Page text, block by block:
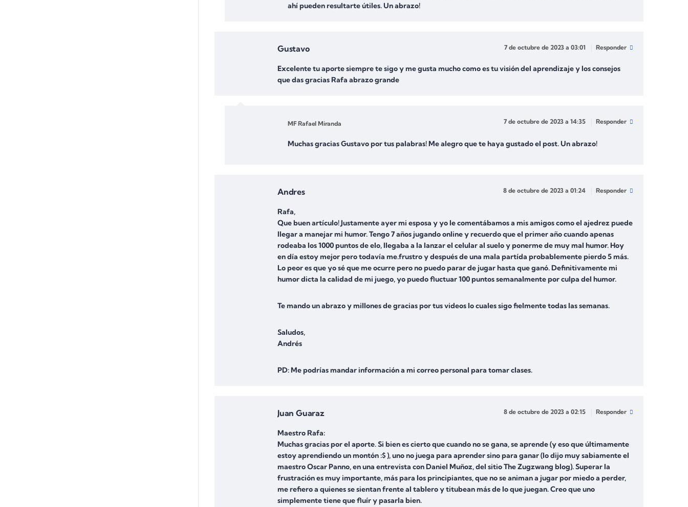
ahí pueden resultarte útiles. Un abrazo!
Gustavo 7 de octubre de 2023 a 03:01 Responder
Excelente tu aporte siempre te sigo y me gusta mucho como es tu visión del aprendizaje y los consejos
que das gracias Rafa abrazo grande
MF Rafael Miranda 7 de octubre de 2023 a 14:35 Responder
Muchas gracias Gustavo por tus palabras! Me alegro que te haya gustado el post. Un abrazo!
Andres 8 de octubre de 2023 a 01:24 Responder
Rafa,
Que buen artículo! Justamente ayer mi esposa y yo le comentábamos a mis amigos como el ajedrez puede
llegar a manejar mi humor. Tengo 7 años jugando online y recuerdo que el primer año cuando apenas
rodeaba los 1000 puntos de elo, llegaba a la lanzar el celular al suelo y ponerme de muy mal humor. Hoy
en día estoy mejor pero todavía me.frustro y después de una mala partída probablemente pierdo 5 más.
Lo peor es que yo sé que me ocurre pero no puedo parar de jugar hasta que ganó. Definitivamente mi
humor dicta la calidad de mi juego, yo puedo fluctuar 100 puntos semanalmente por culpa del humor.
Te mando un abrazo y millones de gracias por tus videos lo cuales sigo fielmente todas las semanas.
Saludos,
Andrés
PD: Me podrías mandar información a mi correo personal para tomar clases.
Juan Guaraz 8 de octubre de 2023 a 02:15 Responder
Maestro Rafa:
Muchas gracias por el aporte. Si bien es cierto que cuando no se gana, se aprende (y eso que últimamente
estoy aprendiendo un montón :$ ), uno no juega para aprender sino para ganar (lo dijo muy sabiamente el
maestro Oscar Panno, en una entrevista con Daniel Muñoz, del sitio The Zugzwang blog). Superar la
frustración es muy importante, más para los principiantes, que no se animan a jugar por miedo a perder,
me refiero a quienes se sientan frente al tablero y titubean más de lo que juegan. Creo que uno
simplemente tiene que fluír y pasarla bien.